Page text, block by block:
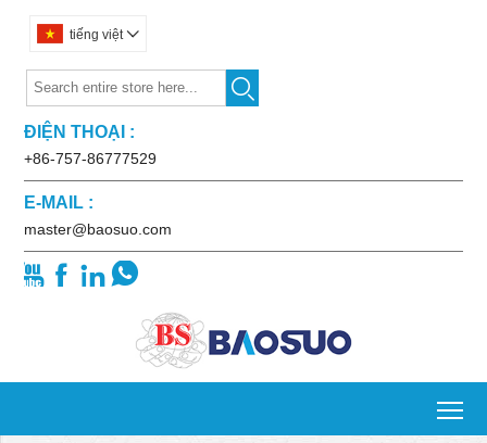
tiếng việt 

ĐIỆN THOẠI :
+86-757-86777529
E-MAIL :
master@baosuo.com
   